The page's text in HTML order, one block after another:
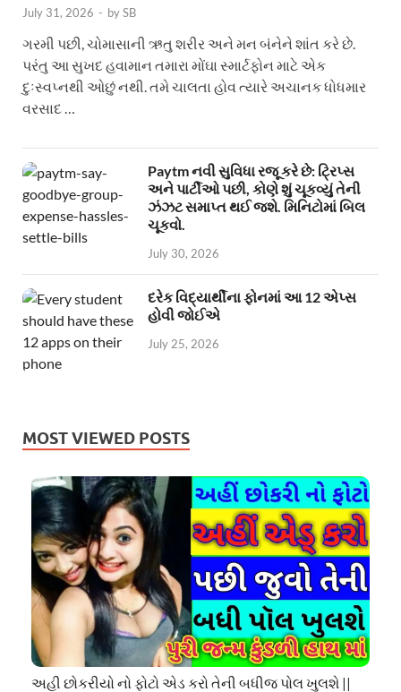
July 31, 2026 - bySB
ગરમી પછી, ચોમાસાની ઋતુ શરીર અને મન બંનેને શાંત કરે છે.
પરંતુ આ સુખદ હવામાન તમારા મોંઘા સ્માર્ટફોન માટે એક
દુઃસ્વપ્નથી ઓછું નથી. તમે ચાલતા હોવ ત્યારે અચાનક ધોધમાર
વરસાદ …
Paytm નવી સુવિધા રજૂ કરે છે: ટ્રિપ્સ
અને પાર્ટીઓ પછી, કોણે શું ચૂકવ્યું તેની
ઝંઝટ સમાપ્ત થઈ જશે. મિનિટોમાં બિલ
ચૂકવો.
July 30, 2026
દરેક વિદ્યાર્થીના ફોનમાં આ 12 એપ્સ
હોવી જોઈએ
July 25, 2026
MOST VIEWED POSTS
અહી છોકરીયો નો ફોટો એડ કરો તેની બધીજ પોલ ખુલશે ||